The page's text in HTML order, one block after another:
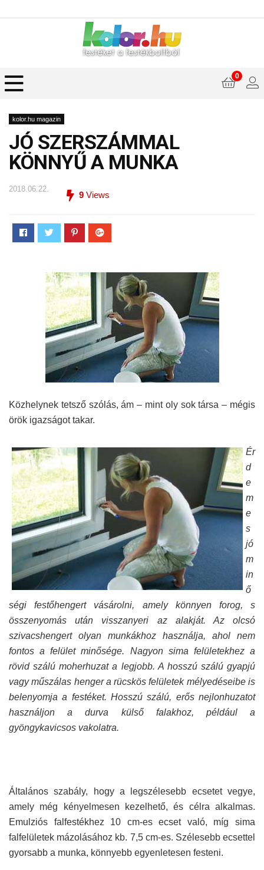
0
kolor.hu magazin
JÓ SZERSZÁMMAL
KÖNNYŰ A MUNKA
2018.06.22.
9 Views
Közhelynek tetsző szólás, ám – mint oly sok társa – mégis
örök igazságot takar.
Ér
d
e
m
e
s
jó
m
in
ő
ségi festőhengert vásárolni, amely könnyen forog, s
összenyomás után visszanyeri az alakját. Az olcsó
szivacshengert olyan munkákhoz használja, ahol nem
fontos a felület minősége. Nagyon sima felületekhez a
rövid szálú moherhuzat a legjobb. A hosszú szálú gyapjú
vagy műszálas henger a rücskös felületek mélyedéseibe is
belenyomja a festéket. Hosszú szálú, erős nejlonhuzatot
használjon a durva külső falakhoz, például a
gyöngykavicsos vakolatra.
Általános szabály, hogy a legszélesebb ecsetet vegye,
amely még kényelmesen kezelhető, és célra alkalmas.
Emulziós falfestékhez 10 cm-es ecset való, míg sima
falfelületek mázolásához kb. 7,5 cm-es. Szélesebb ecsettel
gyorsabb a munka, könnyebb egyenletesen festeni.